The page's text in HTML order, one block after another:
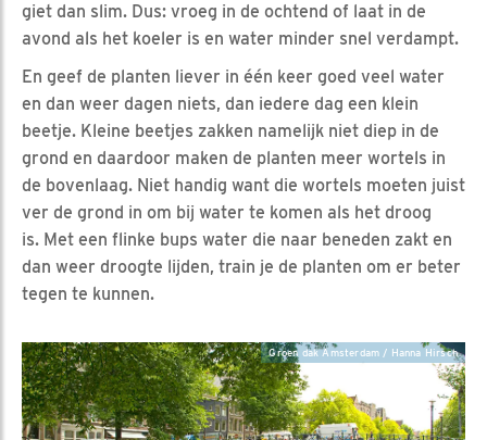
giet dan slim. Dus: vroeg in de ochtend of laat in de
avond als het koeler is en water minder snel verdampt.
En geef de planten liever in één keer goed veel water
en dan weer dagen niets, dan iedere dag een klein
beetje. Kleine beetjes zakken namelijk niet diep in de
grond en daardoor maken de planten meer wortels in
de bovenlaag. Niet handig want die wortels moeten juist
ver de grond in om bij water te komen als het droog
is. Met een flinke bups water die naar beneden zakt en
dan weer droogte lijden, train je de planten om er beter
tegen te kunnen.
Groen dak Amsterdam / Hanna Hirsch